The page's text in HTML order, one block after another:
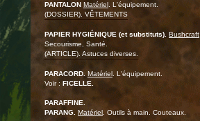
PANTALON Matériel . L'équipement.
(DOSSIER). VÊTEMENTS
PAPIER HYGIÉNIQUE (et substituts). Bushcraft
Secourisme, Santé.
(ARTICLE). Astuces diverses.
PARACORD. Matériel . L'équipement.
Voir : FICELLE.
PARAFFINE.
PARANG. Matériel . Outils à main. Couteaux.